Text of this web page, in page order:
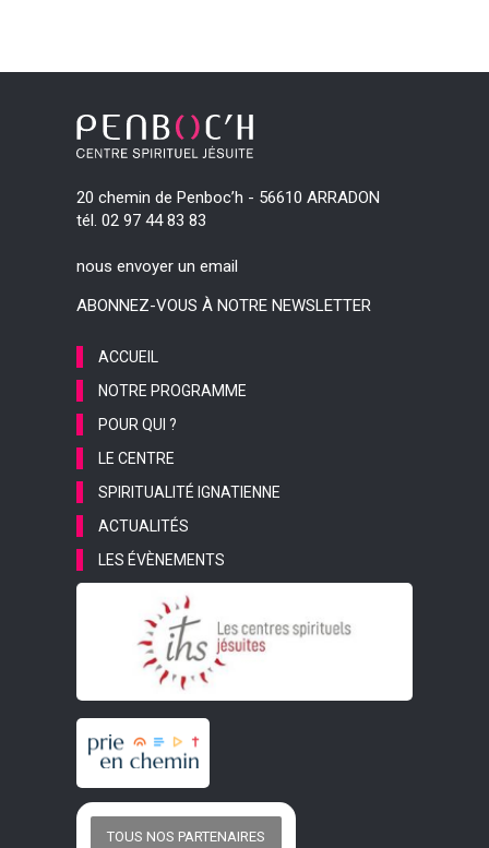
20 chemin de Penboc’h - 56610 ARRADON
tél. 02 97 44 83 83
nous envoyer un email
ABONNEZ-VOUS À NOTRE NEWSLETTER
ACCUEIL
NOTRE PROGRAMME
POUR QUI ?
LE CENTRE
SPIRITUALITÉ IGNATIENNE
ACTUALITÉS
LES ÉVÈNEMENTS
TOUS NOS PARTENAIRES